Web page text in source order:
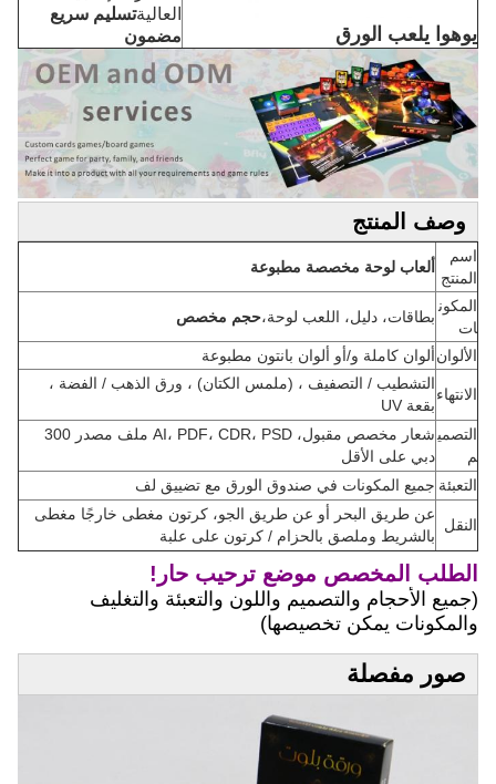
يوهوا يلعب الورق
العاليةتسليم سريع
مضمون
وصف المنتج
اسم
المنتج
ألعاب لوحة مخصصة مطبوعة
المكون
ات
بطاقات، دليل، اللعب لوحة،حجم مخصص
الألوانألوان كاملة و/أو ألوان بانتون مطبوعة
الانتهاء
التشطيب / التصفيف ، (ملمس الكتان) ، ورق الذهب / الفضة ،
بقعة UV
التصمي
م
شعار مخصص مقبول، AI، PDF، CDR، PSD ملف مصدر 300
دبي على الأقل
التعبئة جميع المكونات في صندوق الورق مع تضييق لف
النقل
عن طريق البحر أو عن طريق الجو، كرتون مغطى خارجًا مغطى
بالشريط وملصق بالحزام / كرتون على علبة
الطلب المخصص موضع ترحيب حار!
(جميع الأحجام والتصميم واللون والتعبئة والتغليف
والمكونات يمكن تخصيصها)
صور مفصلة